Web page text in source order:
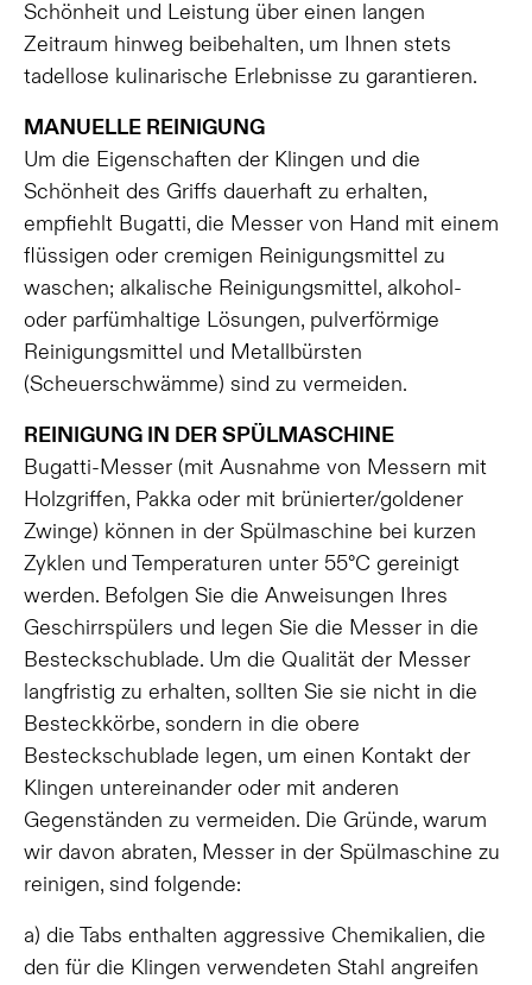
Schönheit und Leistung über einen langen
Zeitraum hinweg beibehalten, um Ihnen stets
tadellose kulinarische Erlebnisse zu garantieren.
MANUELLE REINIGUNG
Um die Eigenschaften der Klingen und die
Schönheit des Griffs dauerhaft zu erhalten,
empfiehlt Bugatti, die Messer von Hand mit einem
flüssigen oder cremigen Reinigungsmittel zu
waschen; alkalische Reinigungsmittel, alkohol-
oder parfümhaltige Lösungen, pulverförmige
Reinigungsmittel und Metallbürsten
(Scheuerschwämme) sind zu vermeiden.
REINIGUNG IN DER SPÜLMASCHINE
Bugatti-Messer (mit Ausnahme von Messern mit
Holzgriffen, Pakka oder mit brünierter/goldener
Zwinge) können in der Spülmaschine bei kurzen
Zyklen und Temperaturen unter 55°C gereinigt
werden. Befolgen Sie die Anweisungen Ihres
Geschirrspülers und legen Sie die Messer in die
Besteckschublade. Um die Qualität der Messer
langfristig zu erhalten, sollten Sie sie nicht in die
Besteckkörbe, sondern in die obere
Besteckschublade legen, um einen Kontakt der
Klingen untereinander oder mit anderen
Gegenständen zu vermeiden. Die Gründe, warum
wir davon abraten, Messer in der Spülmaschine zu
reinigen, sind folgende:
a) die Tabs enthalten aggressive Chemikalien, die
den für die Klingen verwendeten Stahl angreifen